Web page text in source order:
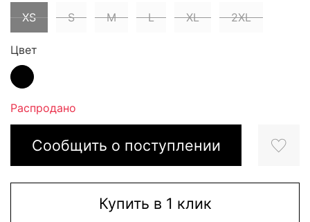
Сообщить о поступлении
Купить в 1 клик
XS S M L XL 2XL
Цвет
Распродано